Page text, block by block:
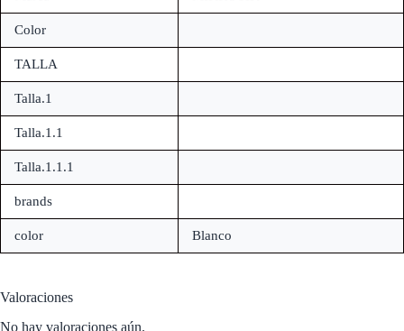
Color
TALLA
Talla.1
Talla.1.1
Talla.1.1.1
brands
color Blanco
Valoraciones
No hay valoraciones aún.